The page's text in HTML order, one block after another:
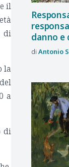
il
di
la
a
di
danno e
Antonio